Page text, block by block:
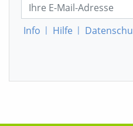
Info | Hilfe |